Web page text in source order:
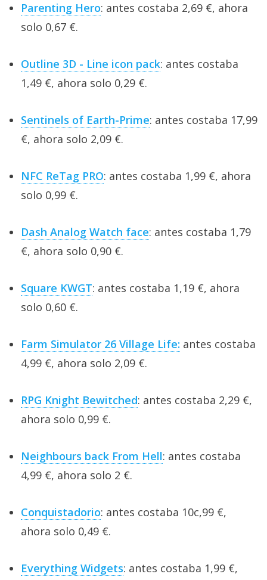
Parenting Hero: antes costaba 2,69 €, ahora
solo 0,67 €.
Outline 3D - Line icon pack: antes costaba
1,49 €, ahora solo 0,29 €.
Sentinels of Earth-Prime: antes costaba 17,99
€, ahora solo 2,09 €.
NFC ReTag PRO: antes costaba 1,99 €, ahora
solo 0,99 €.
Dash Analog Watch face: antes costaba 1,79
€, ahora solo 0,90 €.
Square KWGT: antes costaba 1,19 €, ahora
solo 0,60 €.
Farm Simulator 26 Village Life: antes costaba
4,99 €, ahora solo 2,09 €.
RPG Knight Bewitched: antes costaba 2,29 €,
ahora solo 0,99 €.
Neighbours back From Hell: antes costaba
4,99 €, ahora solo 2 €.
Conquistadorio: antes costaba 10c,99 €,
ahora solo 0,49 €.
Everything Widgets: antes costaba 1,99 €,